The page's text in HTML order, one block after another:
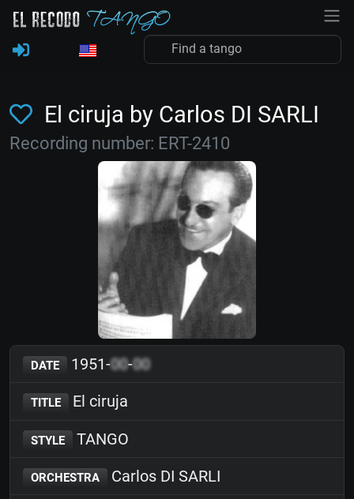
El ciruja by Carlos DI SARLI
Recording number: ERT-2410
DATE 1951-00-00
TITLE El ciruja
STYLE TANGO
ORCHESTRA Carlos DI SARLI